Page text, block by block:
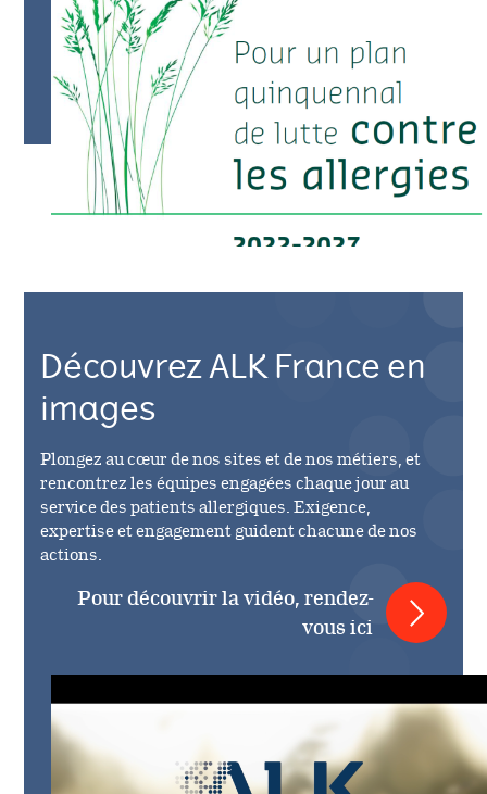
Découvrez ALK France en
images
Plongez au cœur de nos sites et de nos métiers, et
rencontrez les équipes engagées chaque jour au
service des patients allergiques. Exigence,
expertise et engagement guident chacune de nos
actions.
Pour découvrir la vidéo, rendez-
vous ici